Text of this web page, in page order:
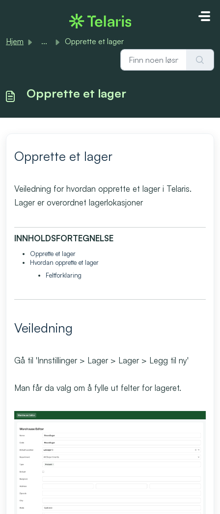
Hjem ... Opprette et lager
Opprette et lager
Opprette et lager
Veiledning for hvordan opprette et lager i Telaris.
Lager er overordnet lagerlokasjoner
INNHOLDSFORTEGNELSE
Opprette et lager
Hvordan opprette et lager
Feltforklaring
Veiledning
Gå til 'Innstillinger > Lager > Lager > Legg til ny'
Man får da valg om å fylle ut felter for lageret.